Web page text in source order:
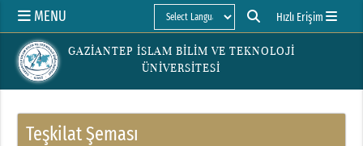
MENU
Powered by
Hızlı Erişim
GAZİANTEP İSLAM BİLİM VE TEKNOLOJİ
ÜNİVERSİTESİ
Teşkilat Şeması